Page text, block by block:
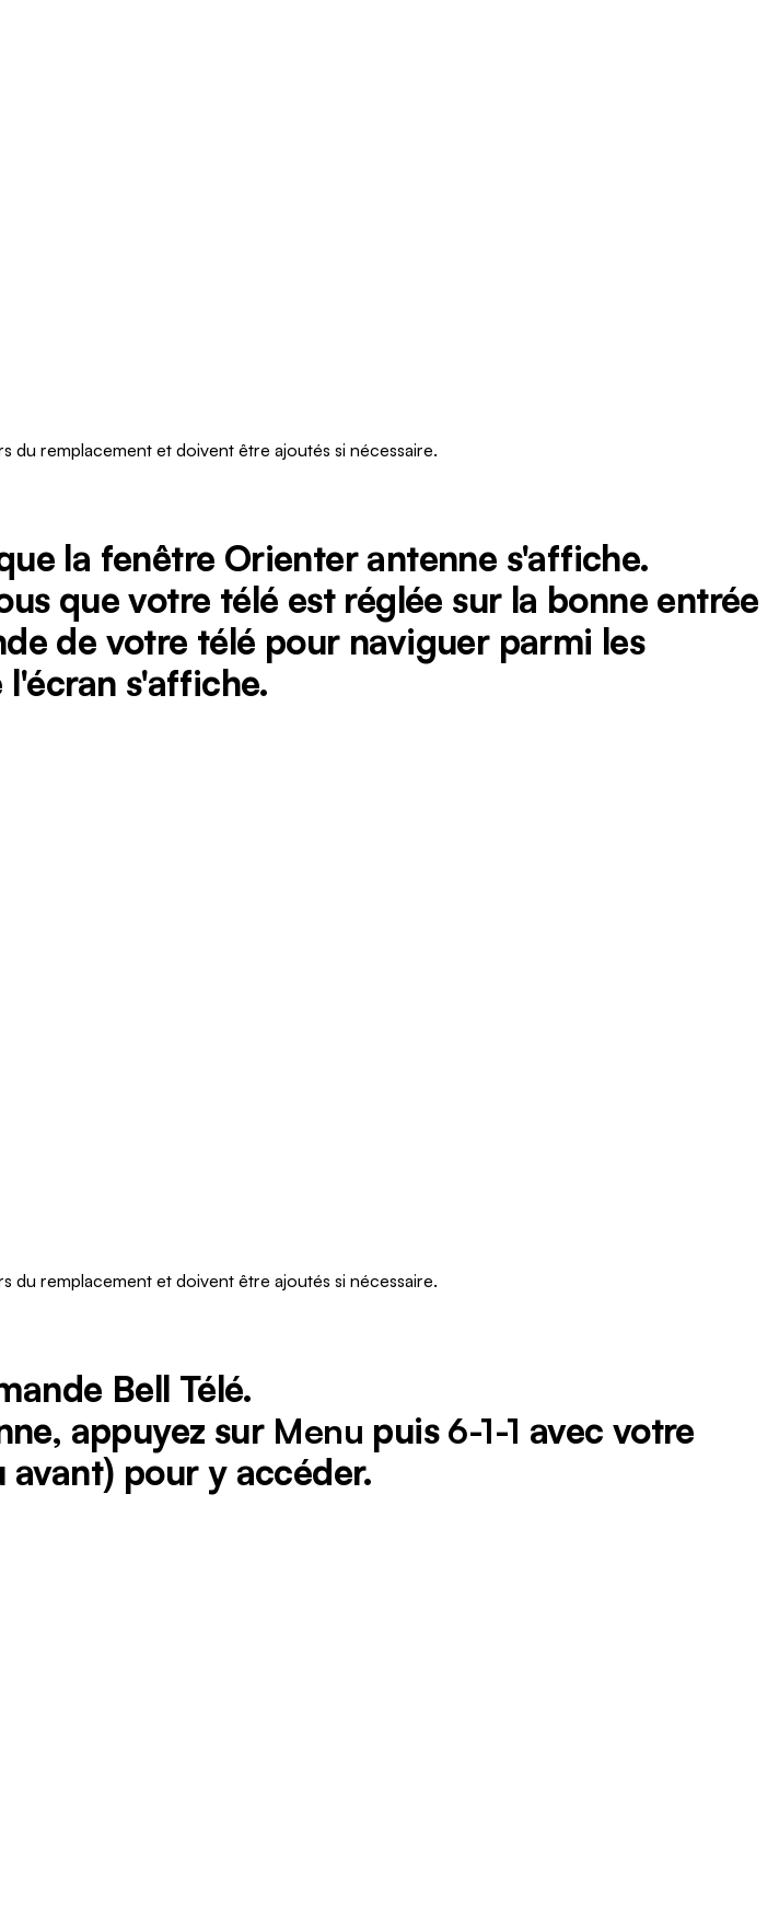
du remplacement et doivent être ajoutés si nécessaire.
la fenêtre Orienter antenne s'affiche.
que votre télé est réglée sur la bonne entrée
de votre télé pour naviguer parmi les
s'affiche.
du remplacement et doivent être ajoutés si nécessaire.
Bell Télé.
appuyez sur Menu puis 6-1-1 avec votre
pour y accéder.